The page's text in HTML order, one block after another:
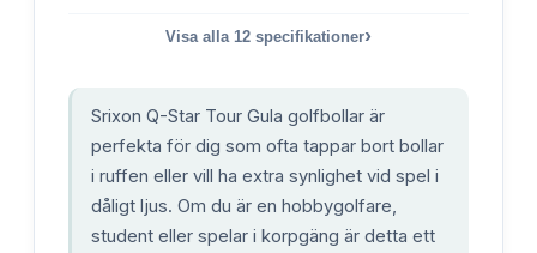
Visa alla 12 specifikationer›
Srixon Q-Star Tour Gula golfbollar är
perfekta för dig som ofta tappar bort bollar
i ruffen eller vill ha extra synlighet vid spel i
dåligt ljus. Om du är en hobbygolfare,
student eller spelar i korpgäng är detta ett